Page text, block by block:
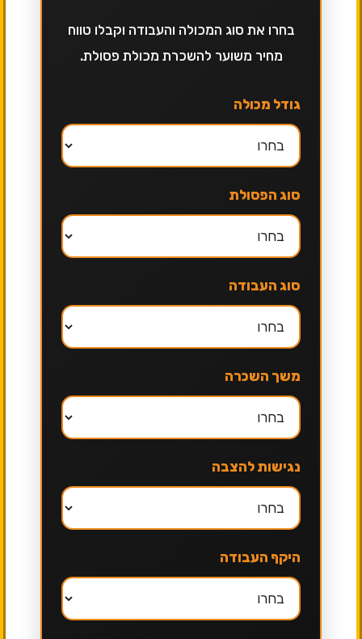
בחרו את סוג המכולה והעבודה וקבלו טווח
מחיר משוער להשכרת מכולת פסולת.
גודל מכולה
סוג הפסולת
סוג העבודה
משך השכרה
נגישות להצבה
היקף העבודה